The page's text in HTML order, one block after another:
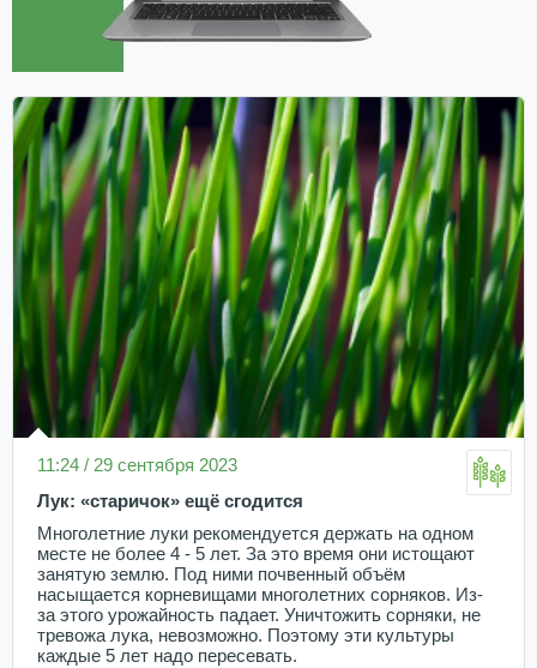
11:24 / 29 сентября 2023
Лук: «старичок» ещё сгодится
Многолетние луки рекомендуется держать на одном
месте не более 4 - 5 лет. За это время они истощают
занятую землю. Под ними почвенный объём
насыщается корневищами многолетних сорняков. Из-
за этого урожайность падает. Уничтожить сорняки, не
тревожа лука, невозможно. Поэтому эти культуры
каждые 5 лет надо пересевать.